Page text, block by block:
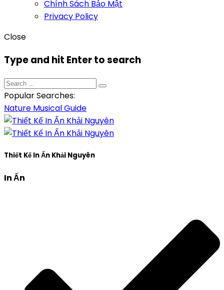
Chính Sách Bảo Mật
Privacy Policy
Close
Type and hit Enter to search
Popular Searches:
Nature MusicalGuide
Thiết Kế In Ấn Khải Nguyên
In Ấn